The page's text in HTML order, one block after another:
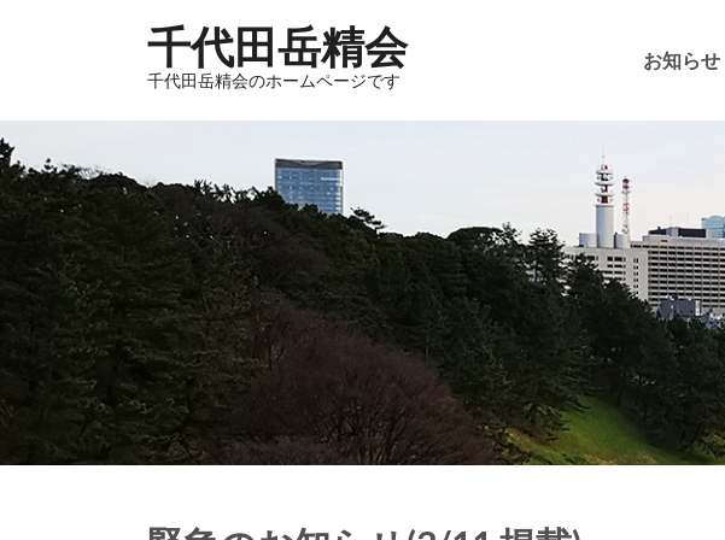
千代田岳精会
千代田岳精会のホームページです
お知らせ